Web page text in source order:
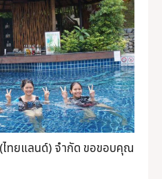
ไทยแลนด์) จำกัด ขอขอบคุณ